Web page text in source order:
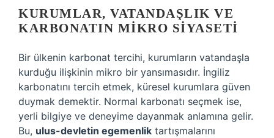
KURUMLAR, VATANDAŞLIK VE
KARBONATIN MIKRO SIYASETI
Bir ülkenin karbonat tercihi, kurumların vatandaşla
kurduğu ilişkinin mikro bir yansımasıdır. İngiliz
karbonatını tercih etmek, küresel kurumlara güven
duymak demektir. Normal karbonatı seçmek ise,
yerli bilgiye ve deneyime dayanmak anlamına gelir.
Bu, ulus-devletin egemenlik tartışmalarını